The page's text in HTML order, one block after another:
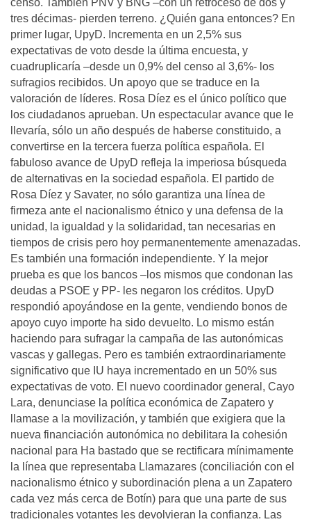
censo. También PNV y BNG –con un retroceso de dos y
tres décimas- pierden terreno. ¿Quién gana entonces? En
primer lugar, UpyD. Incrementa en un 2,5% sus
expectativas de voto desde la última encuesta, y
cuadruplicaría –desde un 0,9% del censo al 3,6%- los
sufragios recibidos. Un apoyo que se traduce en la
valoración de líderes. Rosa Díez es el único político que
los ciudadanos aprueban. Un espectacular avance que le
llevaría, sólo un año después de haberse constituido, a
convertirse en la tercera fuerza política española. El
fabuloso avance de UpyD refleja la imperiosa búsqueda
de alternativas en la sociedad española. El partido de
Rosa Díez y Savater, no sólo garantiza una línea de
firmeza ante el nacionalismo étnico y una defensa de la
unidad, la igualdad y la solidaridad, tan necesarias en
tiempos de crisis pero hoy permanentemente amenazadas.
Es también una formación independiente. Y la mejor
prueba es que los bancos –los mismos que condonan las
deudas a PSOE y PP- les negaron los créditos. UpyD
respondió apoyándose en la gente, vendiendo bonos de
apoyo cuyo importe ha sido devuelto. Lo mismo están
haciendo para sufragar la campaña de las autonómicas
vascas y gallegas. Pero es también extraordinariamente
significativo que IU haya incrementado en un 50% sus
expectativas de voto. El nuevo coordinador general, Cayo
Lara, denunciase la política económica de Zapatero y
llamase a la movilización, y también que exigiera que la
nueva financiación autonómica no debilitara la cohesión
nacional para Ha bastado que se rectificara mínimamente
la línea que representaba Llamazares (conciliación con el
nacionalismo étnico y subordinación plena a un Zapatero
cada vez más cerca de Botín) para que una parte de sus
tradicionales votantes les devolvieran la confianza. Las